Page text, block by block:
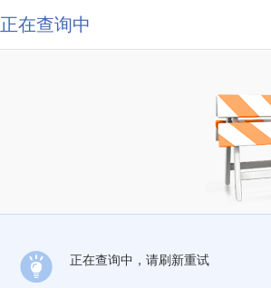
正在查询中
正在查询中，请刷新重试